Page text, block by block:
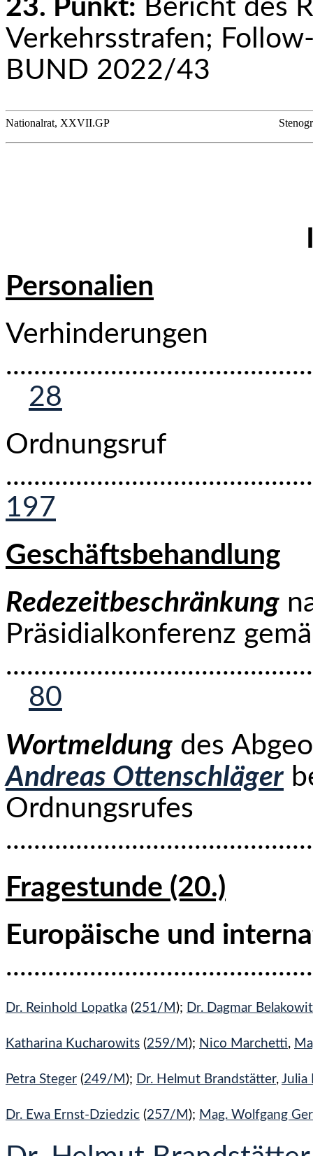
23. Punkt: Bericht des
Verkehrsstrafen;
BUND 2022/43
Nationalrat, XXVII.GP
Personalien
Verhinderungen
28
Ordnungsruf
197
Geschäftsbehandlung
Redezeitbeschränkung
Präsidialkonferenz
80
Wortmeldung des
Andreas Ottenschläger
Ordnungsrufes
Fragestunde (20.)
Europäische und
Dr. Reinhold Lopatka (251/M ); Dr. Dagmar
Katharina Kucharowits (259/M ); Nico Marchetti,
Petra Steger (249/M ); Dr. Helmut Brandstätter, Julia
Dr. Ewa Ernst-Dziedzic (257/M ); Mag. Wolfgang